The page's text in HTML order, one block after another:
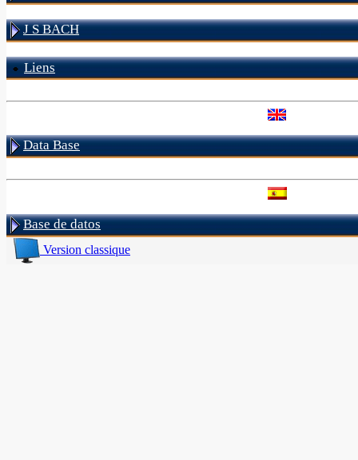
J S BACH
Liens
Data Base
Base de datos
Version classique